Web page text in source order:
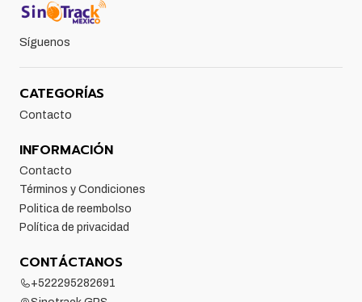
Síguenos
CATEGORÍAS
Contacto
INFORMACIÓN
Contacto
Términos y Condiciones
Politica de reembolso
Política de privacidad
CONTÁCTANOS
+522295282691